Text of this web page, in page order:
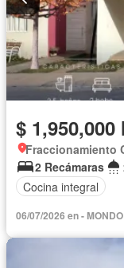
$ 1,950,000
Fraccionamiento
2 Recámaras
Cocina integral
06/07/2026 en -